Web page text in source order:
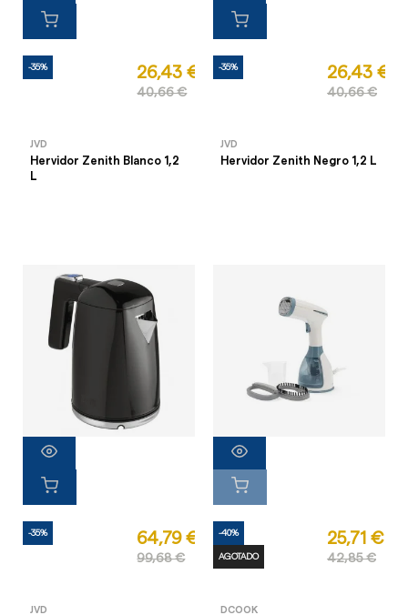
-35% 26,43 €
40,66 €
JVD
Hervidor Zenith Blanco 1,2
L
-35% 26,43 €
40,66 €
JVD
Hervidor Zenith Negro 1,2 L
-35% 64,79 €
99,68 €
JVD
-40%
AGOTADO
25,71 €
42,85 €
DCOOK